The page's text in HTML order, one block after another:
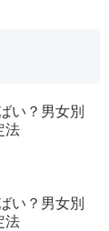
い？男女別
法
い？男女別
法